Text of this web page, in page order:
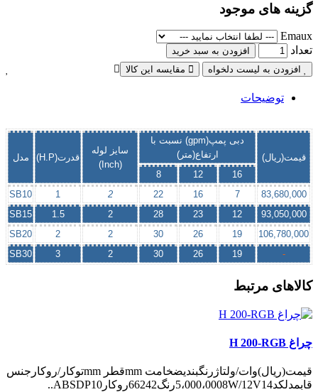
گزینه های موجود
Emaux
تعداد
افزودن به سبد خرید
افزودن به لیست دلخواه
مقایسه این کالا
توضیحات
قیمت(ریال)
دبی پمپ(gpm) نسبت با
ارتفاع(متر)
سایز لوله
(Inch)
قدرت(H.P)
مدل
16
12
8
83,680,000
7
16
22
2
1
SB10
93,050,000
12
23
28
2
1.5
SB15
106,780,000
19
26
30
2
2
SB20
-
19
26
30
2
3
SB30
کالاهای مرتبط
چراغ H 200-RGB
قیمت(ریال)وات/ولتاژرنگبندیضخامت mmقطر mmتوکار/روکارجنس
قابمدلکد5،000،0008W/12V14رنگ66242روکارABSDP10..